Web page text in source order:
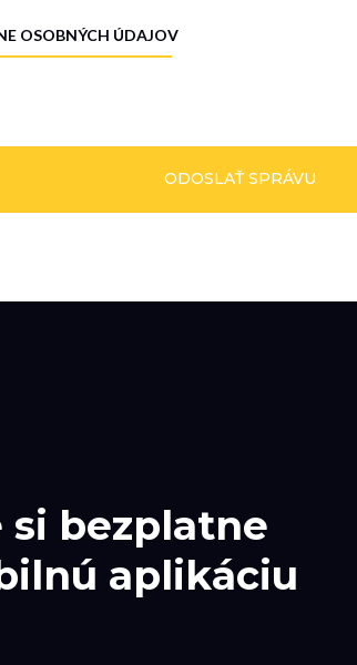
OSOBNÝCH ÚDAJOV
bezplatne
aplikáciu